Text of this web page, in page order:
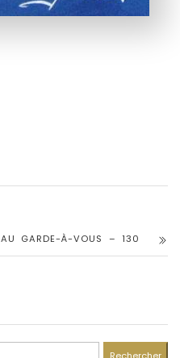
AU GARDE-À-VOUS – 130